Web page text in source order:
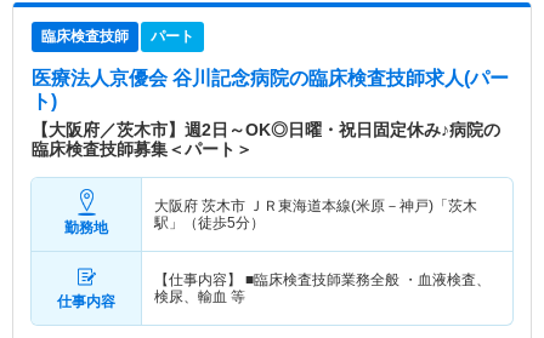
臨床検査技師 パート
医療法人京優会 谷川記念病院の臨床検査技師求人(パー
ト)
【大阪府／茨木市】週2日～OK◎日曜・祝日固定休み♪病院の
臨床検査技師募集＜パート＞
勤務地
大阪府 茨木市 ＪＲ東海道本線(米原－神戸)「茨木
駅」（徒歩5分）
仕事内容
【仕事内容】 ■臨床検査技師業務全般 ・血液検査、
検尿、輸血 等